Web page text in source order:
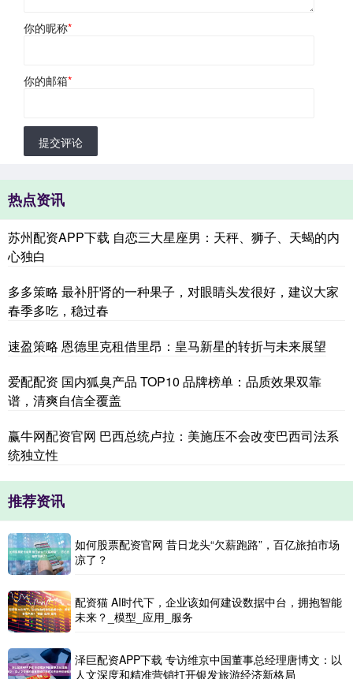
你的昵称*
你的邮箱*
提交评论
热点资讯
苏州配资APP下载 自恋三大星座男：天秤、狮子、天蝎的内
心独白
多多策略 最补肝肾的一种果子，对眼睛头发很好，建议大家
春季多吃，稳过春
速盈策略 恩德里克租借里昂：皇马新星的转折与未来展望
爱配配资 国内狐臭产品 TOP10 品牌榜单：品质效果双靠
谱，清爽自信全覆盖
赢牛网配资官网 巴西总统卢拉：美施压不会改变巴西司法系
统独立性
推荐资讯
如何股票配资官网 昔日龙头“欠薪跑路”，百亿旅拍市场
凉了？
配资猫 AI时代下，企业该如何建设数据中台，拥抱智能
未来？_模型_应用_服务
泽巨配资APP下载 专访维京中国董事总经理唐博文：以
人文深度和精准营销打开银发旅游经济新格局